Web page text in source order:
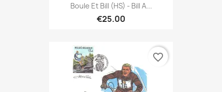
Boule Et Bill (HS) - Bill A...
€25.00
favorite_border